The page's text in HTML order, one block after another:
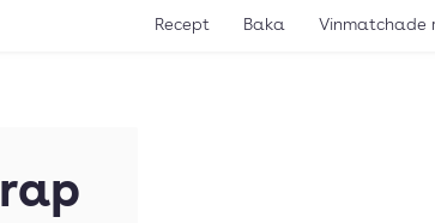
Recept Baka Vinmatchade